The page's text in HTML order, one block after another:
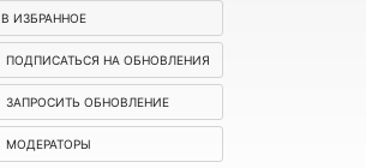
В ИЗБРАННОЕ
ПОДПИСАТЬСЯ НА ОБНОВЛЕНИЯ
ЗАПРОСИТЬ ОБНОВЛЕНИЕ
МОДЕРАТОРЫ